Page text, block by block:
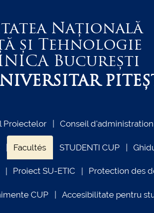
Națională
și Tehnologie
București
Proiectelor Conseil d'administration
Facultés STUDENTI CUP
Proiect SU-ETIC Protection des
CUP Accesibilitate pentru